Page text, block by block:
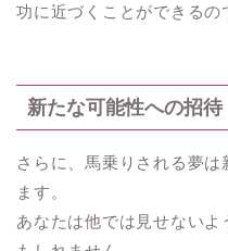
功に近づくことができるの
新たな可能性への招待
さらに、馬乗りされる夢
ます。
あなたは他では見せない